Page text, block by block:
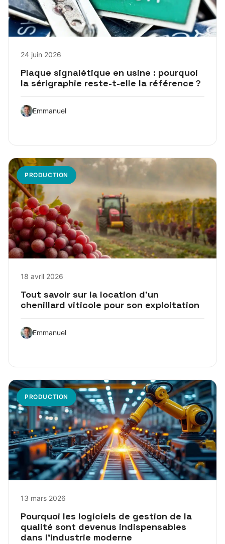
24 juin 2026
Plaque signalétique en usine : pourquoi
la sérigraphie reste-t-elle la référence ?
Emmanuel
PRODUCTION
18 avril 2026
Tout savoir sur la location d’un
chenillard viticole pour son exploitation
Emmanuel
PRODUCTION
13 mars 2026
Pourquoi les logiciels de gestion de la
qualité sont devenus indispensables
dans l’industrie moderne